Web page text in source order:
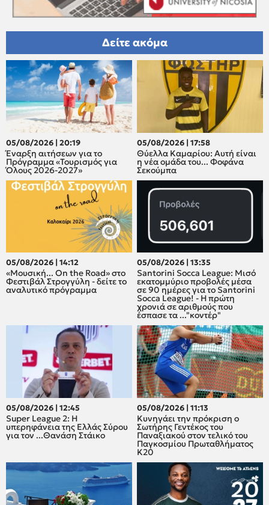
Δείτε ακόμα
05/08/2026 | 20:19
Έναρξη αιτήσεων για το
Πρόγραμμα «Τουρισμός για
Όλους 2026-2027»
05/08/2026 | 17:58
Θύελλα Καμαρίου: Αυτή είναι
η νέα ομάδα του... Φοφάνα
Σεκούμπα
05/08/2026 | 14:12
«Μουσική... On the Road» στο
Φεστιβάλ Στρογγύλη - δείτε το
αναλυτικό πρόγραμμα
05/08/2026 | 13:35
Santorini Socca League: Μισό
εκατομμύριο προβολές μέσα
σε 90 ημέρες για το Santorini
Socca League! - Η πρώτη
χρονιά σε αριθμούς που
έσπασε τα ..."κοντέρ"
05/08/2026 | 12:45
Super League 2: H
υπερηφάνεια της Ελλάς Σύρου
για τον ...Θανάση Στάικο
05/08/2026 | 11:13
Κυνηγάει την πρόκριση ο
Σωτήρης Γεντέκος του
Παναξιακού στον τελικό του
Παγκοσμίου Πρωταθλήματος
Κ20